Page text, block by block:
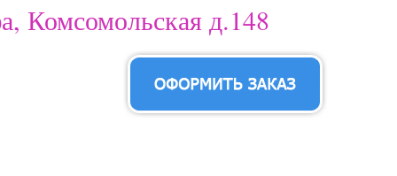
Комсомольская д.148